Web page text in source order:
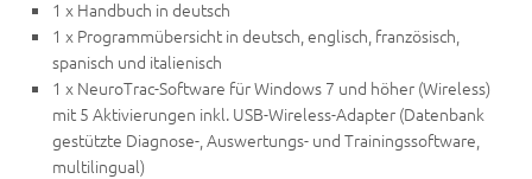
1 x Handbuch in deutsch
1 x Programmübersicht in deutsch, englisch, französisch,
spanisch und italienisch
1 x NeuroTrac-Software für Windows 7 und höher (Wireless)
mit 5 Aktivierungen inkl. USB-Wireless-Adapter (Datenbank
gestützte Diagnose-, Auswertungs- und Trainingssoftware,
multilingual)